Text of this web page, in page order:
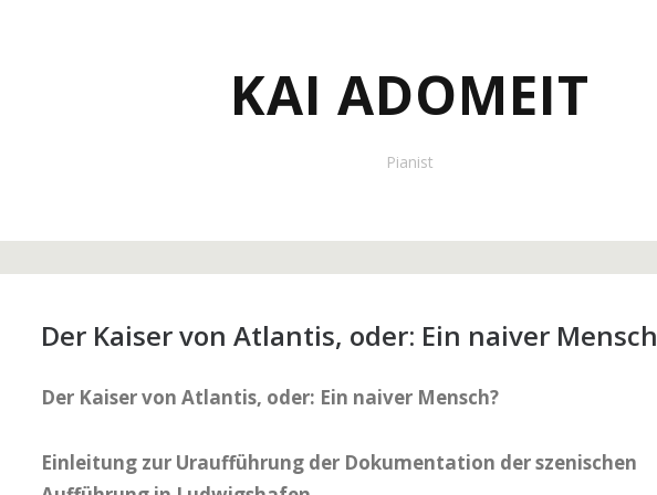
KAI ADOMEIT
Pianist
Der Kaiser von Atlantis, oder: Ein naiver
Der Kaiser von Atlantis, oder: Ein naiver Mensch?
Einleitung zur Uraufführung der Dokumentation der szenischen